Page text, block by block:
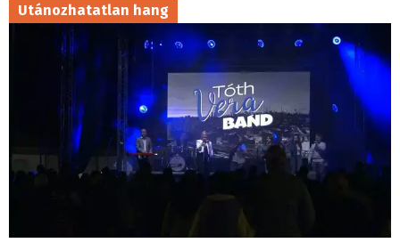
Utánozhatatlan hang